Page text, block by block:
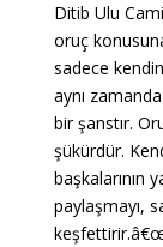
Ditib Ulu
oruç
sadece
aynı
bir şanstır.
şükürdür.
başkalarının
paylaşmayı,